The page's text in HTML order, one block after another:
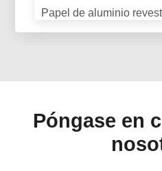
energía.
Papel de aluminio
aplicaciones de
Póngase en